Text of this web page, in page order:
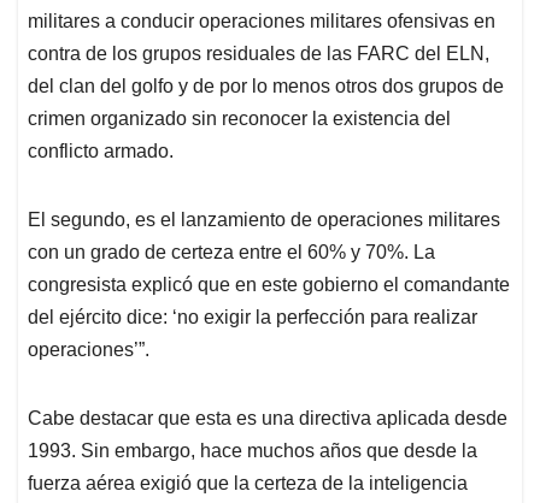
militares a conducir operaciones militares ofensivas en
contra de los grupos residuales de las FARC del ELN,
del clan del golfo y de por lo menos otros dos grupos de
crimen organizado sin reconocer la existencia del
conflicto armado.
El segundo, es el lanzamiento de operaciones militares
con un grado de certeza entre el 60% y 70%. La
congresista explicó que en este gobierno el comandante
del ejército dice: ‘no exigir la perfección para realizar
operaciones’”.
Cabe destacar que esta es una directiva aplicada desde
1993. Sin embargo, hace muchos años que desde la
fuerza aérea exigió que la certeza de la inteligencia